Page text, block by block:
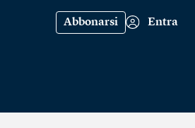
Abbonarsi Entra